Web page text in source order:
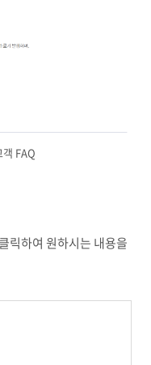
FAQ
릭하여 원하시는 내용을